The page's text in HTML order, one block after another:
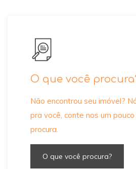
O que você
Não encontrou seu imóvel?
pra você, conte nos um
procura.
O que você procura?